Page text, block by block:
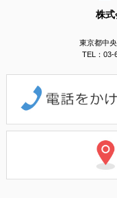
株式
東京都中
TEL：03-